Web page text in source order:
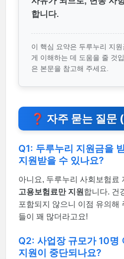
합니다.
이 핵심 요약은 두루누리 지
게 이해하는 데 도움을 줄 것
은 본문을 참고해 주세요.
❓ 자주 묻는 질문
Q1: 두루누리 지원금을
지원받을 수 있나요?
아니요, 두루누리 사회보험료
고용보험료만 지원 합니다. 건
포함되지 않으니 이점 유의해
들이 꽤 많더라고요!
Q2: 사업장 규모가 10명
지원이 중단되나요?